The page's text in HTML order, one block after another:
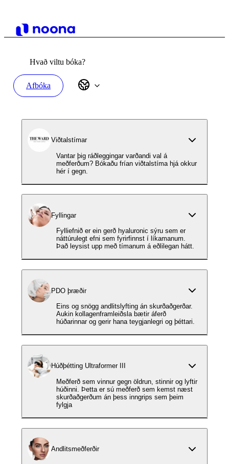
Hvað viltu bóka?
Afbóka
Viðtalstímar
Vantar þig ráðleggingar varðandi val á
meðferðum? Bókaðu frían viðtalstíma hjá okkur
hér í gegn.
Fyllingar
Fylliefnið er ein gerð hyaluronic sýru sem er
náttúrulegt efni sem fyrirfinnst í líkamanum.
Það leysist upp með tímanum á eðlilegan hátt.
PDO þræðir
Eins og snögg andlitslyfting án skurðaðgerðar.
Aukin kollagenframleiðsla bætir áferð
húðarinnar og gerir hana teygjanlegri og þéttari.
Húðþétting Ultraformer III
Meðferð sem vinnur gegn öldrun, stinnir og lyftir
húðinni. Þetta er sú meðferð sem kemst næst
skurðaðgerðum án þess inngrips sem þeim
fylgja
Andlitsmeðferðir